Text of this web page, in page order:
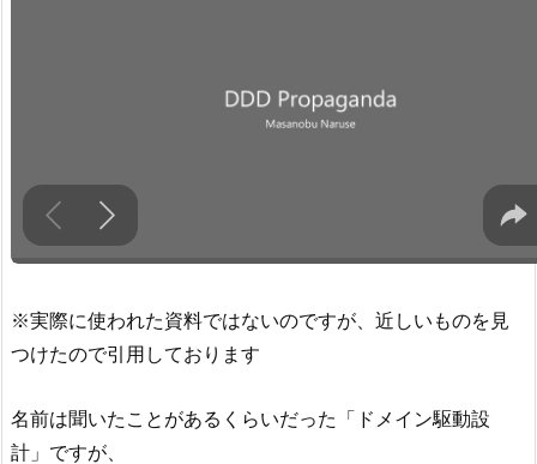
※実際に使われた資料ではないのですが、近しいものを見
つけたので引用しております
名前は聞いたことがあるくらいだった「ドメイン駆動設
計」ですが、